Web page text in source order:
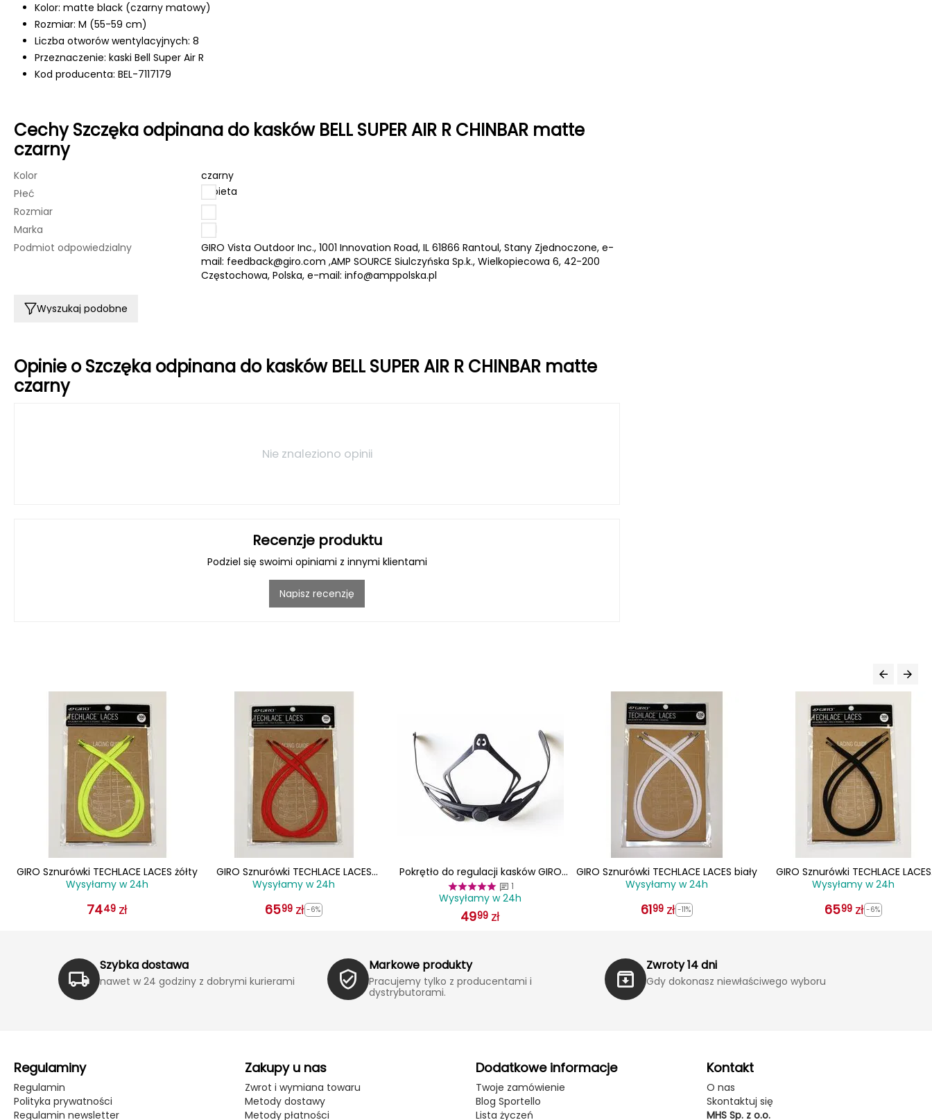
Kolor: matte black (czarny matowy)
Rozmiar: M (55-59 cm)
Liczba otworów wentylacyjnych: 8
Przeznaczenie: kaski Bell Super Air R
Kod producenta: BEL-7117179
Cechy Szczęka odpinana do kasków BELL SUPER AIR R CHINBAR matte
czarny
Kolor
czarny
Płeć
kobieta
Rozmiar
Marka
Podmiot odpowiedzialny
GIRO Vista Outdoor Inc., 1001 Innovation Road, IL 61866 Rantoul, Stany Zjednoczone, e-
mail: feedback@giro.com ,AMP SOURCE Siulczyńska Sp.k., Wielkopiecowa 6, 42-200
Częstochowa, Polska, e-mail:info@amppolska.pl
Wyszukaj podobne
Opinie o Szczęka odpinana do kasków BELL SUPER AIR R CHINBAR matte
czarny
Nie znaleziono opinii
Recenzje produktu
Podziel się swoimi opiniami z innymi klientami
Napisz recenzję
GIRO Sznurówki TECHLACE LACES żółty
Wysyłamy w 24h
7449 zł
GIRO Sznurówki TECHLACE LACES
czerwony
Wysyłamy w 24h
6599 zł -6%
Pokrętło do regulacji kasków GIRO
RADIX FIT SYSTEM czarny
1
Wysyłamy w 24h
4999 zł
GIRO Sznurówki TECHLACE LACES biały
Wysyłamy w 24h
6199 zł -11%
GIRO Sznurówki TECHLACE LACES
czarny
Wysyłamy w 24h
6599 zł -6%
Szybka dostawa
nawet w 24 godziny z dobrymi kurierami
Markowe produkty
Pracujemy tylko z producentami i
dystrybutorami.
Zwroty 14 dni
Gdy dokonasz niewłaściwego wyboru
Regulaminy
Regulamin
Polityka prywatności
Regulamin newsletter
Zakupy u nas
Zwrot i wymiana towaru
Metody dostawy
Metody płatności
Dodatkowe informacje
Twoje zamówienie
Blog Sportello
Lista życzeń
Kontakt
O nas
Skontaktuj się
MHS Sp. z o.o.